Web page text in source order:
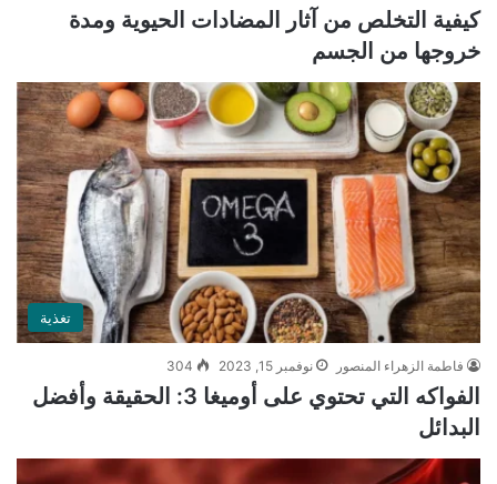
كيفية التخلص من آثار المضادات الحيوية ومدة
خروجها من الجسم
تغذية
فاطمة الزهراء المنصور نوفمبر 15, 2023 304
الفواكه التي تحتوي على أوميغا 3: الحقيقة وأفضل
البدائل